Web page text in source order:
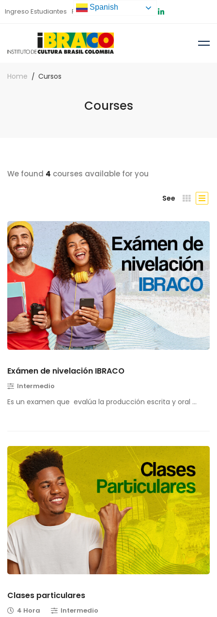
Ingreso Estudiantes Preinscripción
Home Cursos
Courses
We found 4 courses available for you
See
Exámen de nivelación IBRACO
Intermedio
Es un examen que evalúa la producción escrita y oral …
Clases particulares
4 Hora Intermedio
Spanish